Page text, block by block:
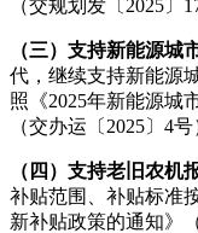
（交规划发〔2025〕
（三）支持新能源城
代，继续支持新能源
照《2025年新能源城
（交办运〔2025〕4号
（四）支持老旧农机
补贴范围、补贴标准
新补贴政策的通知》